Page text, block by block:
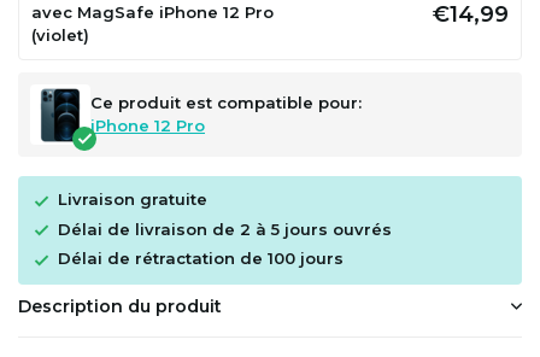
avec MagSafe iPhone 12 Pro
(violet)
€14,99
Ce produit est compatible pour:
iPhone 12 Pro
Livraison gratuite
Délai de livraison de 2 à 5 jours ouvrés
Délai de rétractation de 100 jours
Description du produit